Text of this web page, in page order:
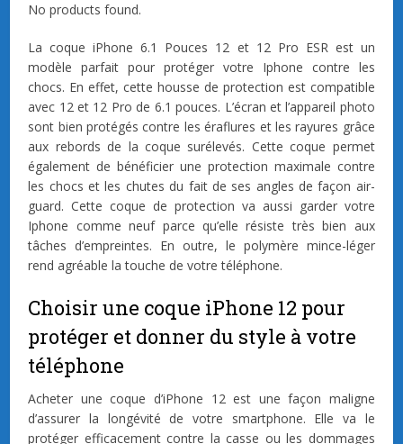
No products found.
La coque iPhone 6.1 Pouces 12 et 12 Pro ESR est un
modèle parfait pour protéger votre Iphone contre les
chocs. En effet, cette housse de protection est compatible
avec 12 et 12 Pro de 6.1 pouces. L’écran et l’appareil photo
sont bien protégés contre les éraflures et les rayures grâce
aux rebords de la coque surélevés. Cette coque permet
également de bénéficier une protection maximale contre
les chocs et les chutes du fait de ses angles de façon air-
guard. Cette coque de protection va aussi garder votre
Iphone comme neuf parce qu’elle résiste très bien aux
tâches d’empreintes. En outre, le polymère mince-léger
rend agréable la touche de votre téléphone.
Choisir une coque iPhone 12 pour
protéger et donner du style à votre
téléphone
Acheter une coque d’iPhone 12 est une façon maligne
d’assurer la longévité de votre smartphone. Elle va le
protéger efficacement contre la casse ou les dommages